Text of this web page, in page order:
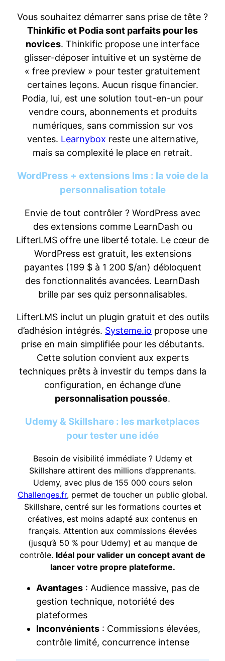
Vous souhaitez démarrer sans prise de tête ?
Thinkific et Podia sont parfaits pour les
novices. Thinkific propose une interface
glisser-déposer intuitive et un système de
« free preview » pour tester gratuitement
certaines leçons. Aucun risque financier.
Podia, lui, est une solution tout-en-un pour
vendre cours, abonnements et produits
numériques, sans commission sur vos
ventes. Learnybox reste une alternative,
mais sa complexité le place en retrait.
WordPress + extensions lms : la voie de la
personnalisation totale
Envie de tout contrôler ? WordPress avec
des extensions comme LearnDash ou
LifterLMS offre une liberté totale. Le cœur de
WordPress est gratuit, les extensions
payantes (199 $ à 1 200 $/an) débloquent
des fonctionnalités avancées. LearnDash
brille par ses quiz personnalisables.
LifterLMS inclut un plugin gratuit et des outils
d’adhésion intégrés. Systeme.io propose une
prise en main simplifiée pour les débutants.
Cette solution convient aux experts
techniques prêts à investir du temps dans la
configuration, en échange d’une
personnalisation poussée.
Udemy & Skillshare : les marketplaces
pour tester une idée
Besoin de visibilité immédiate ? Udemy et
Skillshare attirent des millions d’apprenants.
Udemy, avec plus de 155 000 cours selon
Challenges.fr, permet de toucher un public global.
Skillshare, centré sur les formations courtes et
créatives, est moins adapté aux contenus en
français. Attention aux commissions élevées
(jusqu’à 50 % pour Udemy) et au manque de
contrôle. Idéal pour valider un concept avant de
lancer votre propre plateforme.
Avantages : Audience massive, pas de
gestion technique, notoriété des
plateformes
Inconvénients : Commissions élevées,
contrôle limité, concurrence intense